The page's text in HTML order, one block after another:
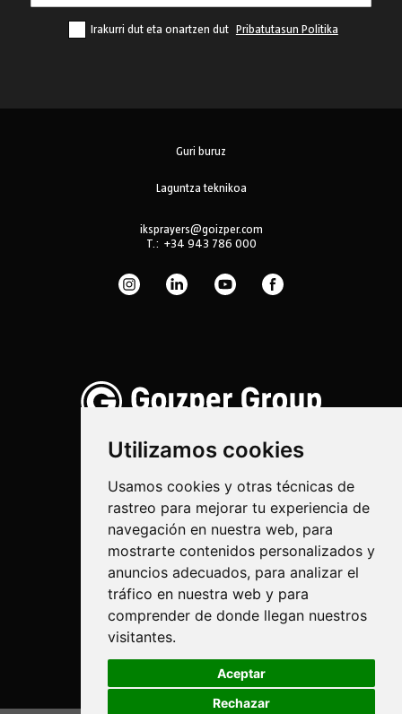
Utilizamos cookies
Usamos cookies y otras técnicas de
rastreo para mejorar tu experiencia de
navegación en nuestra web, para
mostrarte contenidos personalizados y
anuncios adecuados, para analizar el
tráfico en nuestra web y para
comprender de donde llegan nuestros
visitantes.
Aceptar
Rechazar
Irakurri dut eta onartzen dut Pribatutasun Politika
Guri buruz
Laguntza teknikoa
iksprayers@goizper.com
T.: +34 943 786 000
Ihinztadura
Industriala
Goizper S.Coop.